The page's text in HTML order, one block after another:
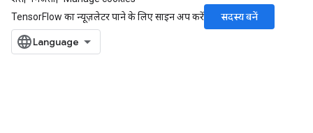
TensorFlow का न्यूज़लेटर पाने के लिए साइन अप करें
सदस्य बनें